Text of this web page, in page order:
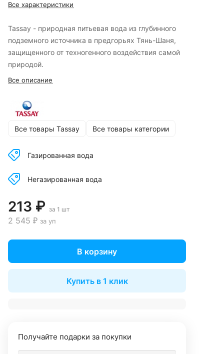
Все характеристики
Tassay - природная питьевая вода из глубинного
подземного источника в предгорьях Тянь-Шаня,
защищенного от техногенного воздействия самой
природой.
Все описание
Все товары Tassay Все товары категории
Газированная вода
Негазированная вода
213 ₽ за 1 шт
2 545 ₽ за уп
В корзину
Купить в 1 клик
Получайте подарки за покупки